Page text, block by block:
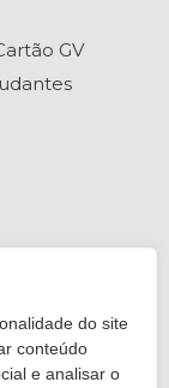
GV
de Ajuda
do site
conteúdo
e analisar o